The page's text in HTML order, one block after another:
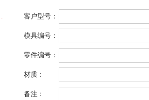
客户型号：
模具编号：
零件编号：
材质：
备注：